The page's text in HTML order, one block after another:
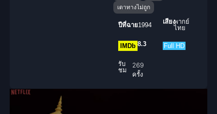
เดาทางไม่ถูก
ปีที่ฉาย1994 เสียงพากย์
ไทย
IMDb 8.3 Full HD
รับ
ชม
269
ครั้ง